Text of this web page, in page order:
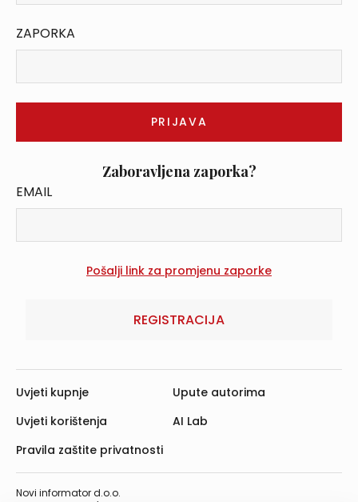
ZAPORKA
Zaboravljena zaporka?
EMAIL
REGISTRACIJA
Novi informator d.o.o.
Uvjeti kupnje
Uvjeti korištenja
Pravila zaštite privatnosti
Upute autorima
AI Lab